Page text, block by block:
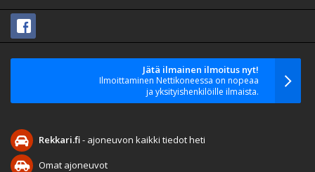
Jätä ilmainen ilmoitus nyt!
Ilmoittaminen Nettikoneessa on nopeaa
ja yksityishenkilöille ilmaista.
Rekkari.fi- ajoneuvon kaikki tiedot heti
Omat ajoneuvot